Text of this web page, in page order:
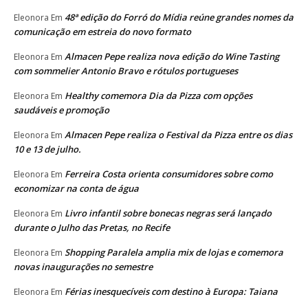
Eleonora Em 48ª edição do Forró do Mídia reúne grandes nomes da
comunicação em estreia do novo formato
Eleonora Em Almacen Pepe realiza nova edição do Wine Tasting
com sommelier Antonio Bravo e rótulos portugueses
Eleonora Em Healthy comemora Dia da Pizza com opções
saudáveis e promoção
Eleonora Em Almacen Pepe realiza o Festival da Pizza entre os dias
10 e 13 de julho.
Eleonora Em Ferreira Costa orienta consumidores sobre como
economizar na conta de água
Eleonora Em Livro infantil sobre bonecas negras será lançado
durante o Julho das Pretas, no Recife
Eleonora Em Shopping Paralela amplia mix de lojas e comemora
novas inaugurações no semestre
Eleonora Em Férias inesquecíveis com destino à Europa: Taiana